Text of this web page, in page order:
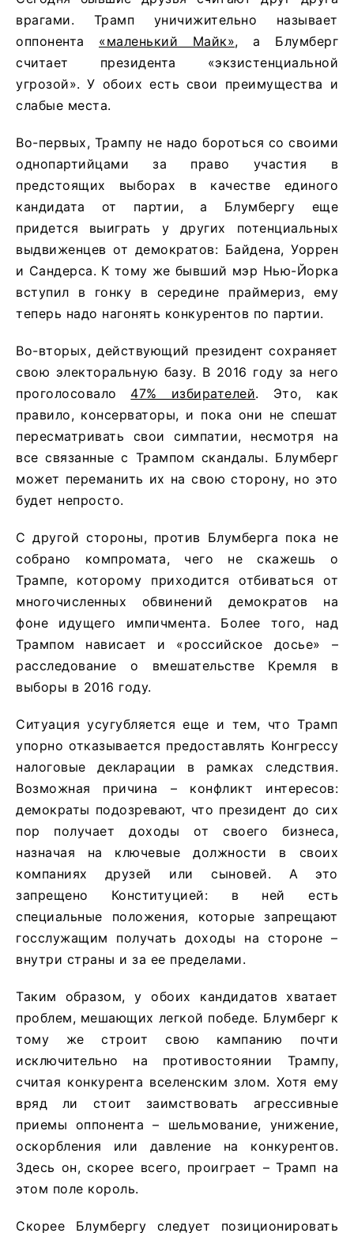
врагами. Трамп уничижительно называет
оппонента «маленький Майк», а Блумберг
считает президента «экзистенциальной
угрозой». У обоих есть свои преимущества и
слабые места.
Во-первых, Трампу не надо бороться со своими
однопартийцами за право участия в
предстоящих выборах в качестве единого
кандидата от партии, а Блумбергу еще
придется выиграть у других потенциальных
выдвиженцев от демократов: Байдена, Уоррен
и Сандерса. К тому же бывший мэр Нью-Йорка
вступил в гонку в середине праймериз, ему
теперь надо нагонять конкурентов по партии.
Во-вторых, действующий президент сохраняет
свою электоральную базу. В 2016 году за него
проголосовало 47% избирателей. Это, как
правило, консерваторы, и пока они не спешат
пересматривать свои симпатии, несмотря на
все связанные с Трампом скандалы. Блумберг
может переманить их на свою сторону, но это
будет непросто.
С другой стороны, против Блумберга пока не
собрано компромата, чего не скажешь о
Трампе, которому приходится отбиваться от
многочисленных обвинений демократов на
фоне идущего импичмента. Более того, над
Трампом нависает и «российское досье» –
расследование о вмешательстве Кремля в
выборы в 2016 году.
Ситуация усугубляется еще и тем, что Трамп
упорно отказывается предоставлять Конгрессу
налоговые декларации в рамках следствия.
Возможная причина – конфликт интересов:
демократы подозревают, что президент до сих
пор получает доходы от своего бизнеса,
назначая на ключевые должности в своих
компаниях друзей или сыновей. А это
запрещено Конституцией: в ней есть
специальные положения, которые запрещают
госслужащим получать доходы на стороне –
внутри страны и за ее пределами.
Таким образом, у обоих кандидатов хватает
проблем, мешающих легкой победе. Блумберг к
тому же строит свою кампанию почти
исключительно на противостоянии Трампу,
считая конкурента вселенским злом. Хотя ему
вряд ли стоит заимствовать агрессивные
приемы оппонента – шельмование, унижение,
оскорбления или давление на конкурентов.
Здесь он, скорее всего, проиграет – Трамп на
этом поле король.
Скорее Блумбергу следует позиционировать